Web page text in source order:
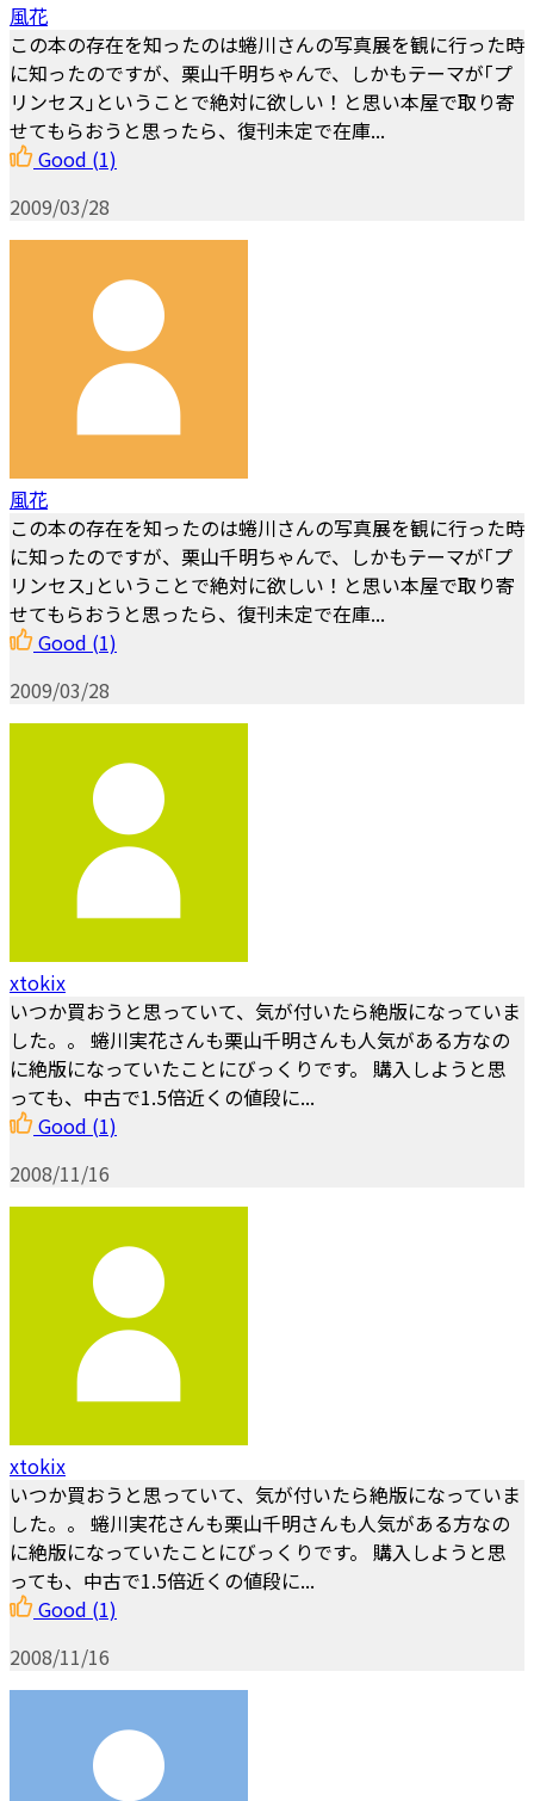
風花
この本の存在を知ったのは蜷川さんの写真展を観に行った時
に知ったのですが、栗山千明ちゃんで、しかもテーマが｢プ
リンセス｣ということで絶対に欲しい！と思い本屋で取り寄
せてもらおうと思ったら、復刊未定で在庫...
Good (1)
2009/03/28
風花
この本の存在を知ったのは蜷川さんの写真展を観に行った時
に知ったのですが、栗山千明ちゃんで、しかもテーマが｢プ
リンセス｣ということで絶対に欲しい！と思い本屋で取り寄
せてもらおうと思ったら、復刊未定で在庫...
Good (1)
2009/03/28
xtokix
いつか買おうと思っていて、気が付いたら絶版になっていま
した。。 蜷川実花さんも栗山千明さんも人気がある方なの
に絶版になっていたことにびっくりです。 購入しようと思
っても、中古で1.5倍近くの値段に...
Good (1)
2008/11/16
xtokix
いつか買おうと思っていて、気が付いたら絶版になっていま
した。。 蜷川実花さんも栗山千明さんも人気がある方なの
に絶版になっていたことにびっくりです。 購入しようと思
っても、中古で1.5倍近くの値段に...
Good (1)
2008/11/16